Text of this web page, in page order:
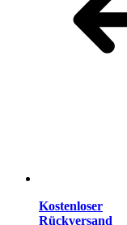
Kostenloser
Rückversand